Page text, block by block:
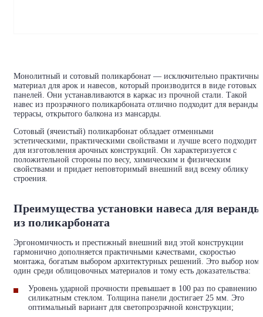
Монолитный и сотовый поликарбонат — исключительно практичный
материал для арок и навесов, который производится в виде готовых
панелей. Они устанавливаются в каркас из прочной стали. Такой
навес из прозрачного поликарбоната отлично подходит для веранды,
террасы, открытого балкона из мансарды.
Сотовый (ячеистый) поликарбонат обладает отменными
эстетическими, практическими свойствами и лучше всего подходит
для изготовления арочных конструкций. Он характеризуется с
положительной стороны по весу, химическим и физическим
свойствами и придает неповторимый внешний вид всему облику
строения.
Преимущества установки навеса для веранды
из поликарбоната
Эргономичность и престижный внешний вид этой конструкции
гармонично дополняется практичными качествами, скоростью
монтажа, богатым выбором архитектурных решений. Это выбор
один среди облицовочных материалов и тому есть доказательства:
Уровень ударной прочности превышает в 100 раз по сравнению с
силикатным стеклом. Толщина панели достигает 25 мм. Это
оптимальный вариант для светопрозрачной конструкции;